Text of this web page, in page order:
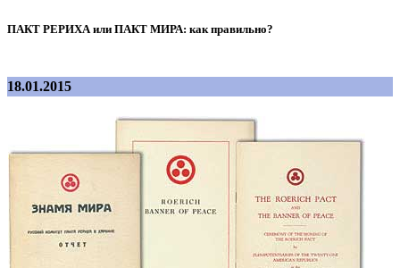
ПАКТ РЕРИХА или ПАКТ МИРА: как правильно?
18.01.2015